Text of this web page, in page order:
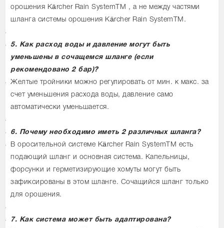
орошения Kärcher Rain SystemTM , а не между частями
шланга системы орошения Kärcher Rain SystemTM.
5. Как расход воды и давление могут быть
уменьшены в сочащемся шланге (если
рекомендовано 2 бар)?
Желтые тройники можно регулировать от мин. к макс. за
счет уменьшения расхода воды, давление само
автоматически уменьшается.
6. Почему необходимо иметь 2 различных шланга?
В оросительной системе Kärcher Rain SystemTM есть
подающий шланг и основная система. Капельницы,
форсунки и герметизирующие хомуты могут быть
зафиксированы в этом шланге. Сочащийся шланг только
для орошения.
7. Как система может быть адаптирована?